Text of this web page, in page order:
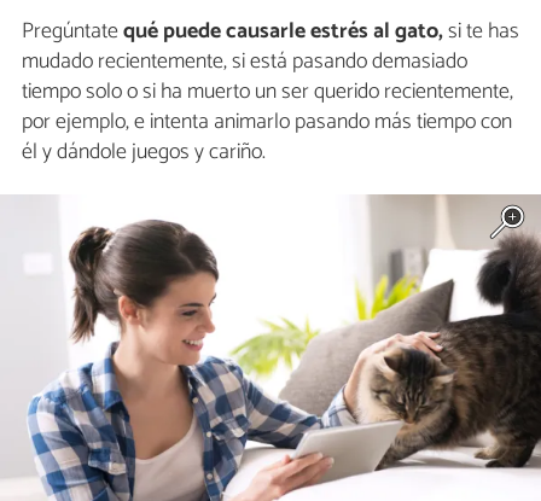
Pregúntatequé puede causarle estrés al gato,si te has
mudado recientemente, si está pasando demasiado
tiempo solo o si ha muerto un ser querido recientemente,
por ejemplo, e intenta animarlo pasando más tiempo con
él y dándole juegos y cariño.